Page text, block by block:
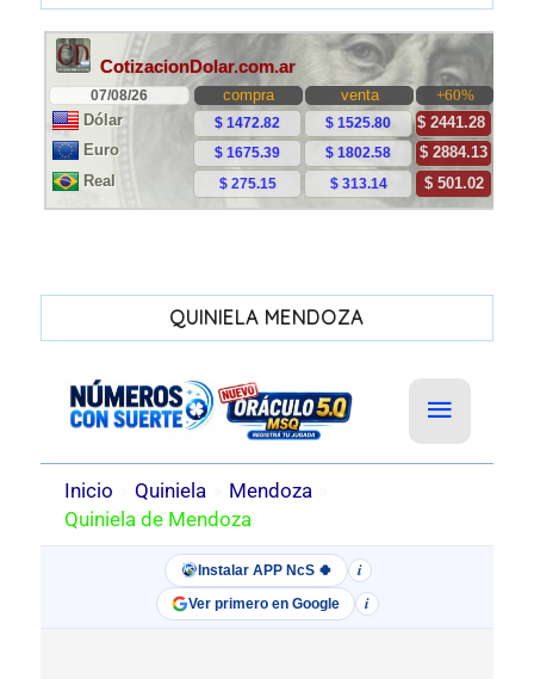
QUINIELA MENDOZA